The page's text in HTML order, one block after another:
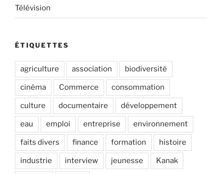
Télévision
ÉTIQUETTES
agriculture association biodiversité
cinéma Commerce consommation
culture documentaire développement
eau emploi entreprise environnement
faits divers finance formation histoire
industrie interview jeunesse Kanak